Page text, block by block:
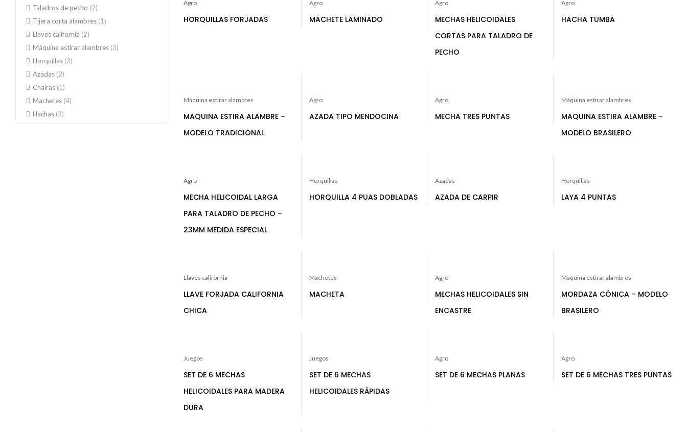
Taladros de pecho (2)
Tijera corta alambres (1)
Llaves california (2)
Máquina estirar alambres (3)
Horquillas (3)
Azadas (2)
Chairas (1)
Machetes (4)
Hachas (3)
Agro
HORQUILLAS FORJADAS
Agro
MACHETE LAMINADO
Agro
MECHAS HELICOIDALES
CORTAS PARA TALADRO DE
PECHO
Agro
HACHA TUMBA
Máquina estirar alambres
MAQUINA ESTIRA ALAMBRE –
MODELO TRADICIONAL
Agro
AZADA TIPO MENDOCINA
Agro
MECHA TRES PUNTAS
Máquina estirar alambres
MAQUINA ESTIRA ALAMBRE –
MODELO BRASILERO
Agro
MECHA HELICOIDAL LARGA
PARA TALADRO DE PECHO –
23MM MEDIDA ESPECIAL
Horquillas
HORQUILLA 4 PUAS DOBLADAS
Azadas
AZADA DE CARPIR
Horquillas
LAYA 4 PUNTAS
Llaves california
LLAVE FORJADA CALIFORNIA
CHICA
Machetes
MACHETA
Agro
MECHAS HELICOIDALES SIN
ENCASTRE
Máquina estirar alambres
MORDAZA CÓNICA – MODELO
BRASILERO
Juegos
SET DE 6 MECHAS
HELICOIDALES PARA MADERA
DURA
Juegos
SET DE 6 MECHAS
HELICOIDALES RÁPIDAS
Agro
SET DE 6 MECHAS PLANAS
Agro
SET DE 6 MECHAS TRES PUNTAS